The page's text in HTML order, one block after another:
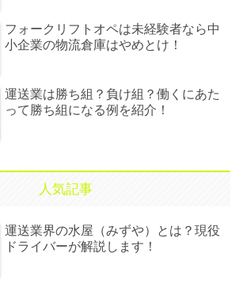
フォークリフトオペは未経験者なら中
小企業の物流倉庫はやめとけ！
運送業は勝ち組？負け組？働くにあた
って勝ち組になる例を紹介！
人気記事
運送業界の水屋（みずや）とは？現役
ドライバーが解説します！